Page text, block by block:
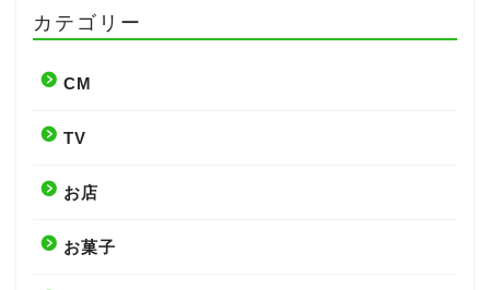
カテゴリー
CM
TV
お店
お菓子